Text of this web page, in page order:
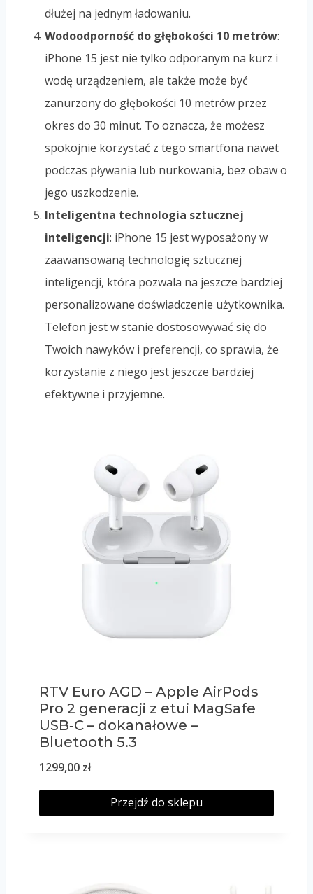
dłużej na jednym ładowaniu.
Wodoodporność do głębokości 10 metrów:
iPhone 15 jest nie tylko odporanym na kurz i
wodę urządzeniem, ale także może być
zanurzony do głębokości 10 metrów przez
okres do 30 minut. To oznacza, że możesz
spokojnie korzystać z tego smartfona nawet
podczas pływania lub nurkowania, bez obaw o
jego uszkodzenie.
Inteligentna technologia sztucznej
inteligencji: iPhone 15 jest wyposażony w
zaawansowaną technologię sztucznej
inteligencji, która pozwala na jeszcze bardziej
personalizowane doświadczenie użytkownika.
Telefon jest w stanie dostosowywać się do
Twoich nawyków i preferencji, co sprawia, że
korzystanie z niego jest jeszcze bardziej
efektywne i przyjemne.
RTV Euro AGD – Apple AirPods
Pro 2 generacji z etui MagSafe
USB‑C – dokanałowe –
Bluetooth 5.3
1299,00 zł
Przejdź do sklepu